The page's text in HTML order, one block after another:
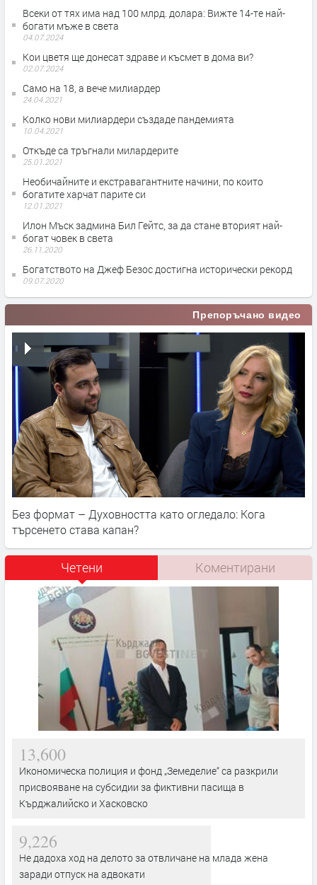
Всеки от тях има над 100 млрд. долара: Вижте 14-те най-
богати мъже в света
04.07.2024
Кои цветя ще донесат здраве и късмет в дома ви?
02.07.2024
Само на 18, а вече милиардер
24.04.2021
Колко нови милиардери създаде пандемията
10.04.2021
Откъде са тръгнали милардерите
25.01.2021
Необичайните и екстравагантните начини, по които
богатите харчат парите си
12.01.2021
Илон Мъск задмина Бил Гейтс, за да стане вторият най-
богат човек в света
26.11.2020
Богатството на Джеф Безос достигна исторически рекорд
09.07.2020
Препоръчано видео
Без формат – Духовността като огледало: Кога
търсенето става капан?
Четени Коментирани
13,600
Икономическа полиция и фонд „Земеделие“ са разкрили
присвояване на субсидии за фиктивни пасища в
Кърджалийско и Хасковско
9,226
Не дадоха ход на делото за отвличане на млада жена
заради отпуск на адвокати